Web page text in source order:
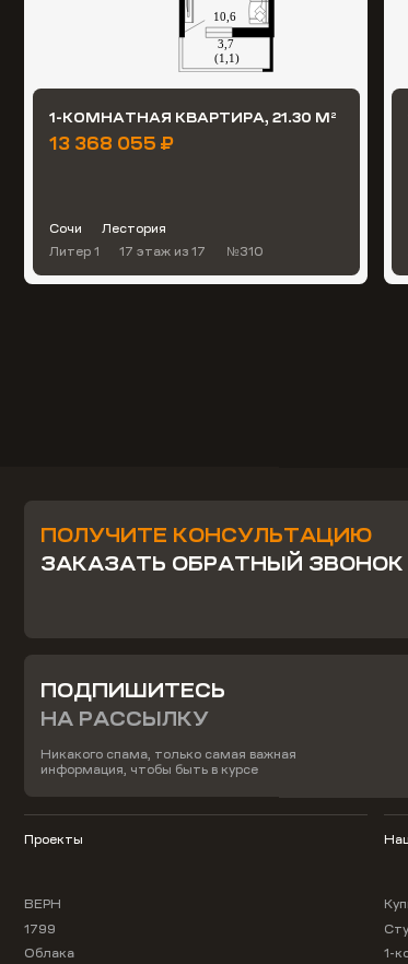
1-КОМНАТНАЯ КВАРТИРА, 21.30 М 2
13 368 055 ₽
Сочи
Лестория
Литер 1
17 этаж из 17 №310
ПОЛУЧИТЕ КОНСУЛЬТАЦИЮ
ЗАКАЗАТЬ ОБРАТНЫЙ ЗВОНОК
ПОДПИШИТЕСЬ
НА РАССЫЛКУ
Никакого спама, только самая важная
информация, чтобы быть в курсе
Проекты
ВЕРН
1799
Облака
1-